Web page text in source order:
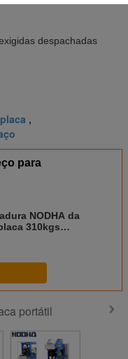
despachadas
,
para
NODHA da
310kgs
portátil